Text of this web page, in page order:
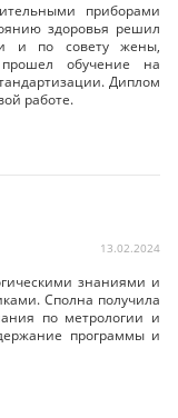
приборами
здоровья решил
и по совету жены,
обучение на
Диплом
работе.
13.02.2024
знаниями и
Сполна получила
по метрологии и
программы и